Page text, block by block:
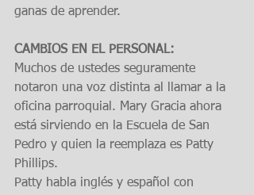
ganas de aprender.
CAMBIOS EN EL PERSONAL:
Muchos de ustedes seguramente
notaron una voz distinta al llamar a la
oficina parroquial. Mary Gracia ahora
está sirviendo en la Escuela de San
Pedro y quien la reemplaza es Patty
Phillips.
Patty habla inglés y español con